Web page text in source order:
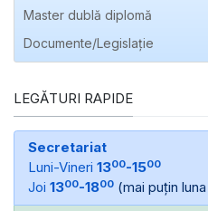
Master dublă diplomă
Documente/Legislație
LEGĂTURI RAPIDE
Secretariat
Luni-Vineri 1300-1500
Joi 1300-1800 (mai puțin